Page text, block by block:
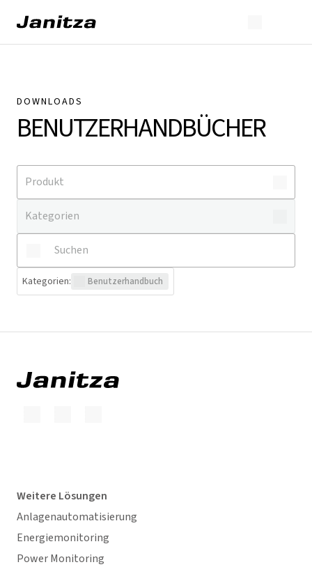
DOWNLOADS
BENUTZERHANDBÜCHER
Kategorien: Benutzerhandbuch
Weitere Lösungen
Anlagenautomatisierung
Energiemonitoring
Power Monitoring